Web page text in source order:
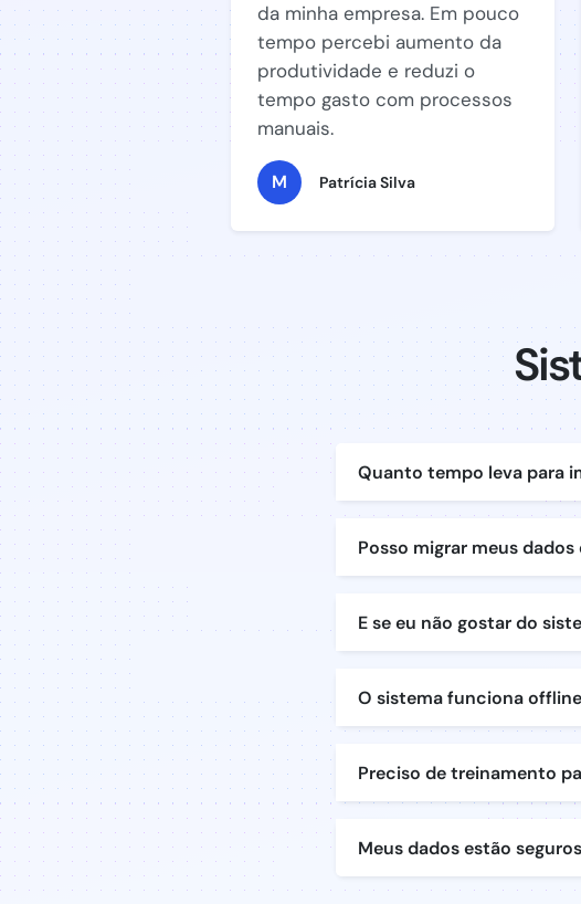
da minha empresa. Em pouco
tempo percebi aumento da
produtividade e reduzi o
tempo gasto com processos
manuais.
M Patrícia Silva
Quanto tempo leva para
Posso migrar meus
E se eu não gostar do
O sistema funciona
Preciso de treinamento
Meus dados estão